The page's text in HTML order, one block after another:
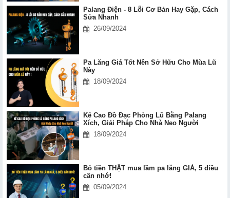
Palang Điện - 8 Lỗi Cơ Bản Hay Gặp, Cách
Sửa Nhanh
26/09/2024
Pa Lăng Giá Tốt Nên Sở Hữu Cho Mùa Lũ
Này
18/09/2024
Kê Cao Đồ Đạc Phòng Lũ Bằng Palang
Xích, Giải Pháp Cho Nhà Neo Người
18/09/2024
Bỏ tiền THẬT mua lầm pa lăng GIẢ, 5 điều
cần nhớ!
05/09/2024